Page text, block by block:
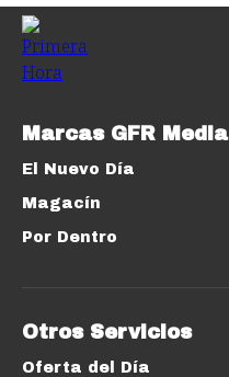
Marcas GFR Media
El Nuevo Día
Magacín
Por Dentro
Otros Servicios
Oferta del Día